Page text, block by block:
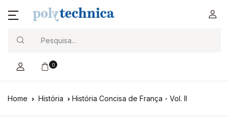
0
Home História História Concisa de França - Vol. II